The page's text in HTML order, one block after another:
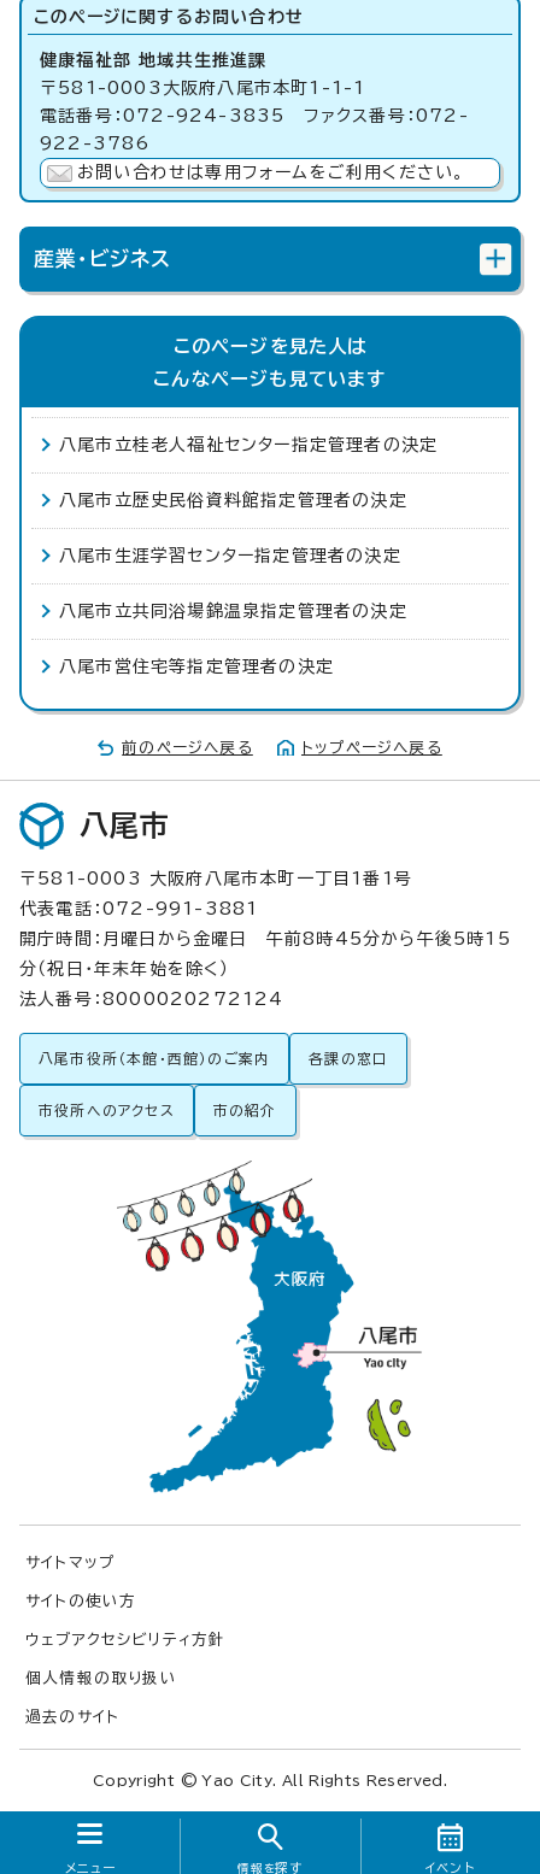
このページに関する お問い合わせ
健康福祉部 地域共生推進課
〒581-0003大阪府八尾市本町1-1-1
電話番号：072-924-3835 ファクス番号：072-
922-3786
お問い合わせは専用フォームをご利用ください。
産業・ビジネス
このページを見た人は
こんなページも見ています
八尾市立桂老人福祉センター指定管理者の決定
八尾市立歴史民俗資料館指定管理者の決定
八尾市生涯学習センター指定管理者の決定
八尾市立共同浴場錦温泉指定管理者の決定
八尾市営住宅等指定管理者の決定
前のページへ戻る トップページへ戻る
メニュー 情報を探す イベント
八尾市
〒581-0003 大阪府八尾市本町一丁目1番1号
代表電話：072-991-3881
開庁時間：月曜日から金曜日 午前8時45分から午後5時15
分（祝日・年末年始を除く）
法人番号：8000020272124
八尾市役所（本館・西館）のご案内 各課の窓口
市役所へのアクセス 市の紹介
サイトマップ
サイトの使い方
ウェブアクセシビリティ方針
個人情報の取り扱い
過去のサイト
Copyright © Yao City. All Rights Reserved.